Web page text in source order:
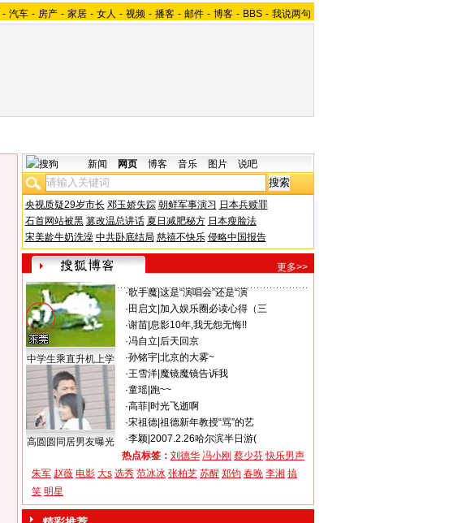
- 汽车 - 房产 - 家居 - 女人 - 视频 - 播客 - 邮件 - 博客 - BBS - 我说两句
新闻 网页 博客 音乐 图片 说吧
央视质疑29岁市长 邓玉娇失踪 朝鲜军事演习 日本兵赎罪
石首网站被黑 篡改温总讲话 夏日减肥秘方 日本瘦脸法
宋美龄牛奶洗澡 中共卧底结局 慈禧不快乐 侵略中国报告
更多>>
中学生乘直升机上学
高圆圆同居男友曝光
·歌手魔| 这是“演唱会”还是“演
· 田启文 加入娱乐圈必读心得（三
·谢苗| 息影10年,我无怨无悔!!
·冯自立 后天回京
·孙铭宇| 北京的大雾~
·王雪洋| 魔镜魔镜告诉我
·童瑶| 跑~~
·高菲| 时光飞逝啊
·宋祖德| 祖德新年教授“骂”的艺
·李颖| 2007.2.26哈尔滨半日游(
热点标签： 刘德华 冯小刚 蔡少芬 快乐男声
朱军 赵薇 电影 大s 选秀 范冰冰 张柏芝 苏醒 郑钧 春晚 李湘 搞
笑 明星